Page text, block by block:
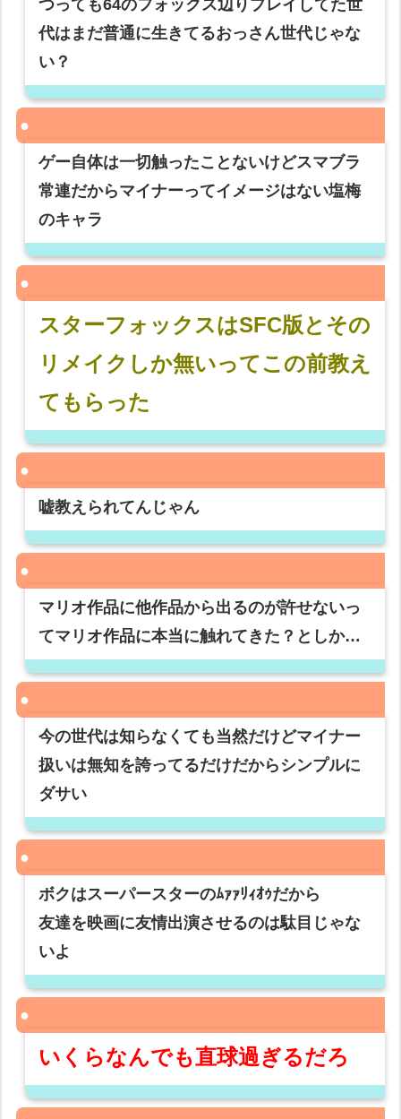
つっても64のフォックス辺りプレイしてた世
代はまだ普通に生きてるおっさん世代じゃな
い？
ゲー自体は一切触ったことないけどスマブラ
常連だからマイナーってイメージはない塩梅
のキャラ
スターフォックスはSFC版とその
リメイクしか無いってこの前教え
てもらった
嘘教えられてんじゃん
マリオ作品に他作品から出るのが許せないっ
てマリオ作品に本当に触れてきた？としか…
今の世代は知らなくても当然だけどマイナー
扱いは無知を誇ってるだけだからシンプルに
ダサい
ボクはスーパースターのﾑｧｧﾘｨｵｩだから
友達を映画に友情出演させるのは駄目じゃな
いよ
いくらなんでも直球過ぎるだろ